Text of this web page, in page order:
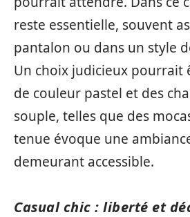
reste essentielle, souvent
pantalon ou dans un style
Un choix judicieux pourrait
de couleur pastel et des
souple, telles que des
tenue évoque une
demeurant accessible.
Casual chic : liberté et